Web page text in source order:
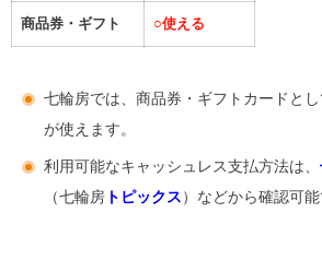
商品券・ギフト ○使える
七輪房では、商品券・ギフトカードとし
が使えます。
利用可能なキャッシュレス支払方法は、
（七輪房 トピックス）などから確認可能